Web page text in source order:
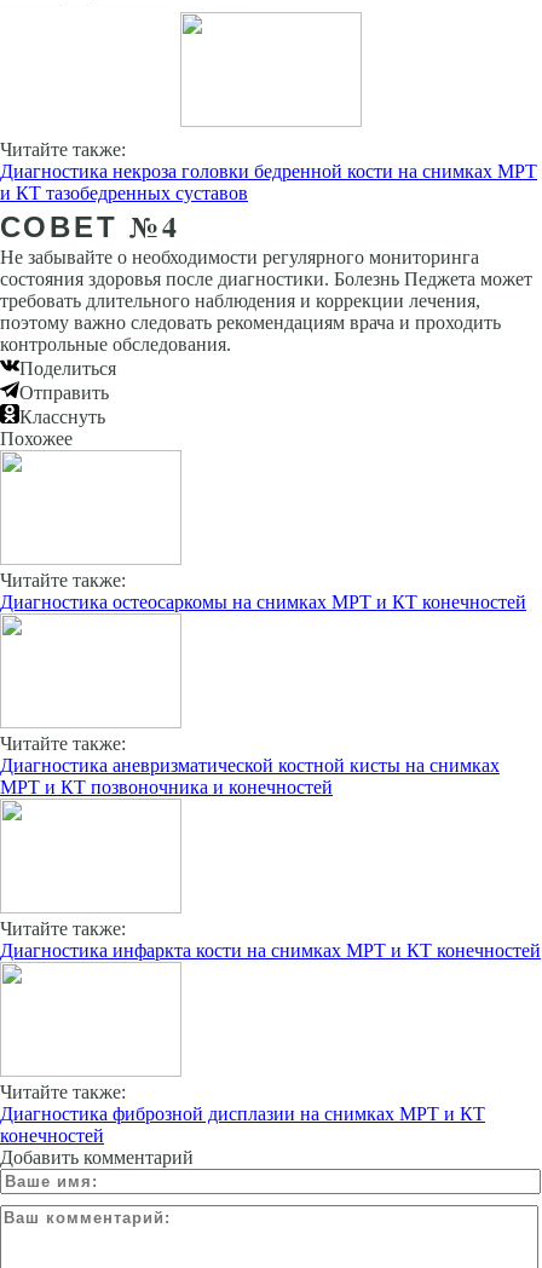
Читайте также:
Диагностика некроза головки бедренной кости на снимках МРТ
и КТ тазобедренных суставов
СОВЕТ №4
Не забывайте о необходимости регулярного мониторинга
состояния здоровья после диагностики. Болезнь Педжета может
требовать длительного наблюдения и коррекции лечения,
поэтому важно следовать рекомендациям врача и проходить
контрольные обследования.
Поделиться
Отправить
Класснуть
Похожее
Читайте также:
Диагностика остеосаркомы на снимках МРТ и КТ конечностей
Читайте также:
Диагностика аневризматической костной кисты на снимках
МРТ и КТ позвоночника и конечностей
Читайте также:
Диагностика инфаркта кости на снимках МРТ и КТ конечностей
Читайте также:
Диагностика фиброзной дисплазии на снимках МРТ и КТ
конечностей
Добавить комментарий